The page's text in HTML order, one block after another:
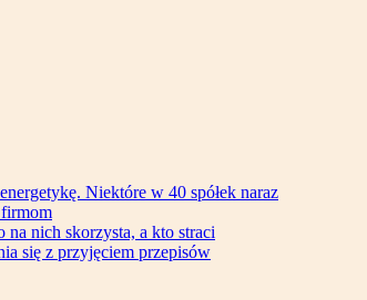
Niektóre w 40 spółek naraz
firmom
nich skorzysta, a kto straci
się z przyjęciem przepisów